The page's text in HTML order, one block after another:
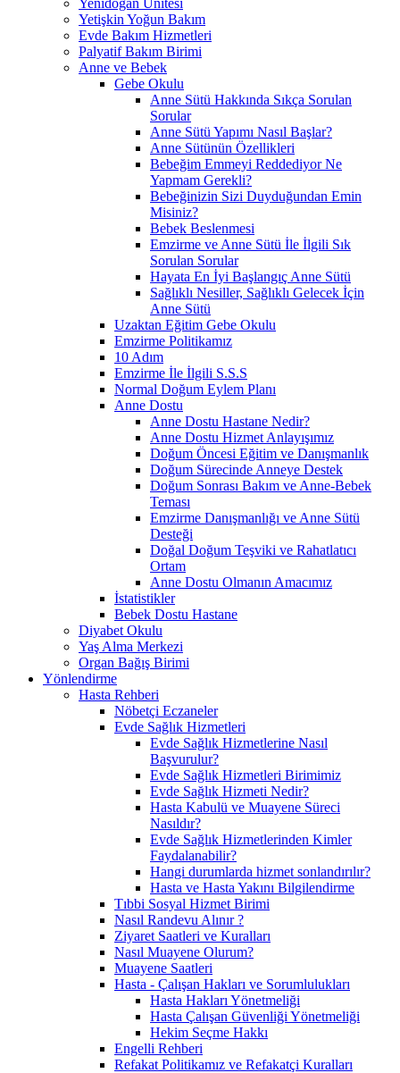
Yetişkin Yoğun Bakım
Evde Bakım Hizmetleri
Palyatif Bakım Birimi
Anne ve Bebek
Gebe Okulu
Anne Sütü Hakkında Sıkça Sorulan
Sorular
Anne Sütü Yapımı Nasıl Başlar?
Anne Sütünün Özellikleri
Bebeğim Emmeyi Reddediyor Ne
Yapmam Gerekli?
Bebeğinizin Sizi Duyduğundan Emin
Misiniz?
Bebek Beslenmesi
Emzirme ve Anne Sütü İle İlgili Sık
Sorulan Sorular
Hayata En İyi Başlangıç Anne Sütü
Sağlıklı Nesiller, Sağlıklı Gelecek İçin
Anne Sütü
Uzaktan Eğitim Gebe Okulu
Emzirme Politikamız
10 Adım
Emzirme İle İlgili S.S.S
Normal Doğum Eylem Planı
Anne Dostu
Anne Dostu Hastane Nedir?
Anne Dostu Hizmet Anlayışımız
Doğum Öncesi Eğitim ve Danışmanlık
Doğum Sürecinde Anneye Destek
Doğum Sonrası Bakım ve Anne-Bebek
Teması
Emzirme Danışmanlığı ve Anne Sütü
Desteği
Doğal Doğum Teşviki ve Rahatlatıcı
Ortam
Anne Dostu Olmanın Amacımız
İstatistikler
Bebek Dostu Hastane
Diyabet Okulu
Yaş Alma Merkezi
Organ Bağış Birimi
Yönlendirme
Hasta Rehberi
Nöbetçi Eczaneler
Evde Sağlık Hizmetleri
Evde Sağlık Hizmetlerine Nasıl
Başvurulur?
Evde Sağlık Hizmetleri Birimimiz
Evde Sağlık Hizmeti Nedir?
Hasta Kabulü ve Muayene Süreci
Nasıldır?
Evde Sağlık Hizmetlerinden Kimler
Faydalanabilir?
Hangi durumlarda hizmet sonlandırılır?
Hasta ve Hasta Yakını Bilgilendirme
Tıbbi Sosyal Hizmet Birimi
Nasıl Randevu Alınır ?
Ziyaret Saatleri ve Kuralları
Nasıl Muayene Olurum?
Muayene Saatleri
Hasta - Çalışan Hakları ve Sorumlulukları
Hasta Hakları Yönetmeliği
Hasta Çalışan Güvenliği Yönetmeliği
Hekim Seçme Hakkı
Engelli Rehberi
Refakat Politikamız ve Refakatçi Kuralları